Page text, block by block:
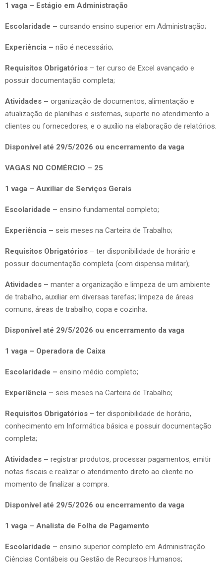
1 vaga – Estágio em Administração
Escolaridade – cursando ensino superior em Administração;
Experiência – não é necessário;
Requisitos Obrigatórios – ter curso de Excel avançado e
possuir documentação completa;
Atividades – organização de documentos, alimentação e
atualização de planilhas e sistemas, suporte no atendimento a
clientes ou fornecedores, e o auxílio na elaboração de relatórios.
Disponível até 29/5/2026 ou encerramento da vaga
VAGAS NO COMÉRCIO – 25
1 vaga – Auxiliar de Serviços Gerais
Escolaridade – ensino fundamental completo;
Experiência – seis meses na Carteira de Trabalho;
Requisitos Obrigatórios – ter disponibilidade de horário e
possuir documentação completa (com dispensa militar);
Atividades – manter a organização e limpeza de um ambiente
de trabalho, auxiliar em diversas tarefas; limpeza de áreas
comuns, áreas de trabalho, copa e cozinha.
Disponível até 29/5/2026 ou encerramento da vaga
1 vaga – Operadora de Caixa
Escolaridade – ensino médio completo;
Experiência – seis meses na Carteira de Trabalho;
Requisitos Obrigatórios – ter disponibilidade de horário,
conhecimento em Informática básica e possuir documentação
completa;
Atividades – registrar produtos, processar pagamentos, emitir
notas fiscais e realizar o atendimento direto ao cliente no
momento de finalizar a compra.
Disponível até 29/5/2026 ou encerramento da vaga
1 vaga – Analista de Folha de Pagamento
Escolaridade – ensino superior completo em Administração.
Ciências Contábeis ou Gestão de Recursos Humanos;